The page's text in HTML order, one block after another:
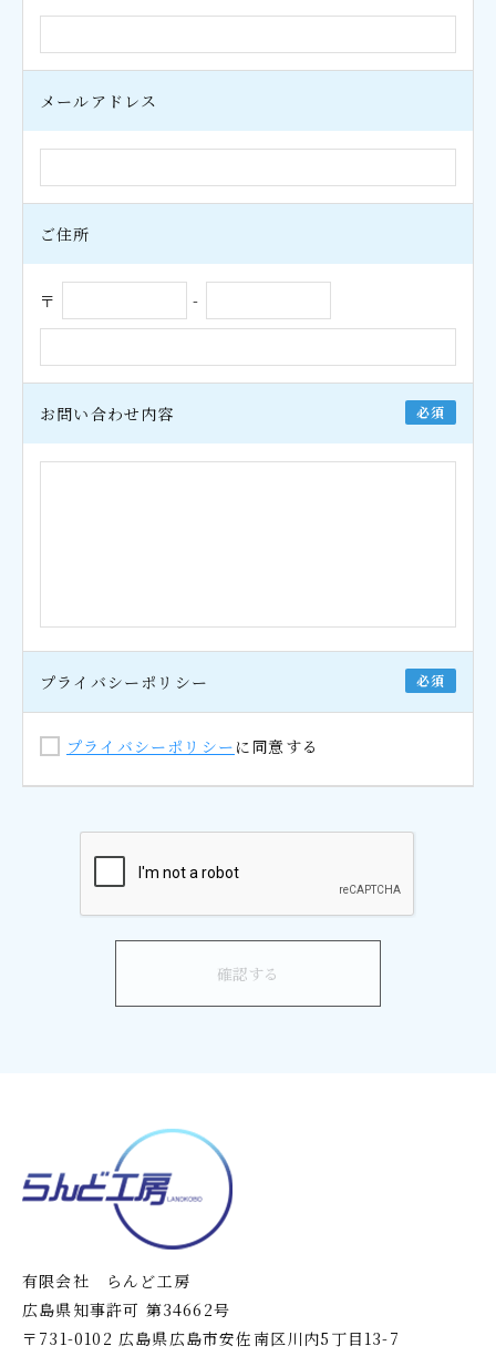
メールアドレス
ご住所
〒 -
お問い合わせ内容 必須
プライバシーポリシー 必須
プライバシーポリシー に同意する
有限会社 らんど工房
広島県知事許可 第34662号
〒731-0102 広島県広島市安佐南区川内5丁目13-7